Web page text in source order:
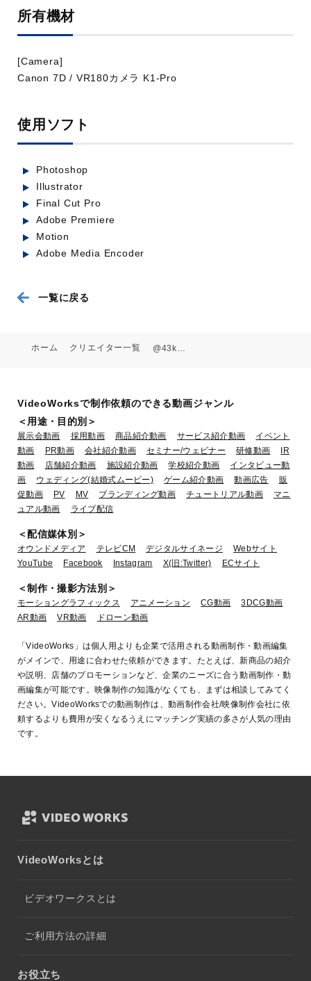
TOKYO ART SCRAMBLE -
hiroshi_mori
業種：建設・不動産,人材・教育,メディア・出版
業種：人材・教育,メディア・出版,官公庁
TOKYO ART
SCRAMBLE_yukino_ohmura_60sec
所有機材
[Camera]
Canon 7D / VR180カメラ K1-Pro
使用ソフト
Photoshop
Illustrator
Final Cut Pro
Adobe Premiere
Motion
Adobe Media Encoder
一覧に戻る
ホーム クリエイター一覧 @43ken
VideoWorksで制作依頼のできる動画ジャンル
＜用途・目的別＞
展示会動画 採用動画 商品紹介動画 サービス紹介動画
イベント
動画
PR動画 会社紹介動画 セミナー/ウェビナー 研修動画
IR
動画
店舗紹介動画 施設紹介動画 学校紹介動画
インタビュー動
画
ウェディング(結婚式ムービー) ゲーム紹介動画 動画広告
販
促動画
PV MV ブランディング動画 チュートリアル動画
マニ
ュアル動画
ライブ配信
＜配信媒体別＞
オウンドメディア テレビCM デジタルサイネージ
Webサイト
YouTube
Facebook Instagram X(旧:Twitter) ECサイト
＜制作・撮影方法別＞
モーショングラフィックス アニメーション CG動画
3DCG動画
AR動画
VR動画 ドローン動画
「VideoWorks」は個人用よりも企業で活用される動画制作・動画編集
がメインで、用途に合わせた依頼ができます。たとえば、新商品の紹介
や説明、店舗のプロモーションなど、企業のニーズに合う動画制作・動
画編集が可能です。映像制作の知識がなくても、まずは相談してみてく
ださい。VideoWorksでの動画制作は、動画制作会社/映像制作会社に依
頼するよりも費用が安くなるうえにマッチング実績の多さが人気の理由
です。
VideoWorksとは
ビデオワークスとは
ご利用方法の詳細
お役立ち